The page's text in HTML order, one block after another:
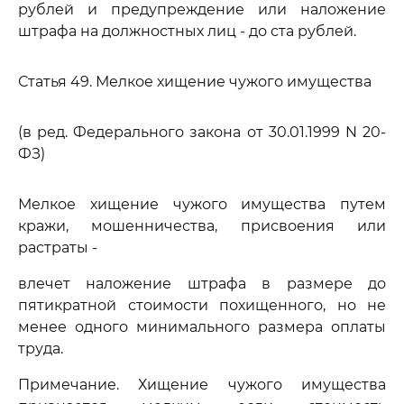
рублей и предупреждение или наложение
штрафа на должностных лиц - до ста рублей.
Статья 49. Мелкое хищение чужого имущества
(в ред. Федерального закона от 30.01.1999 N 20-
ФЗ)
Мелкое хищение чужого имущества путем
кражи, мошенничества, присвоения или
растраты -
влечет наложение штрафа в размере до
пятикратной стоимости похищенного, но не
менее одного минимального размера оплаты
труда.
Примечание. Хищение чужого имущества